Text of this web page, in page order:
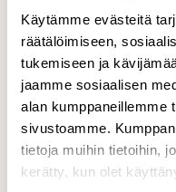
Käytämme evästeitä
räätälöimiseen,
tukemiseen ja
jaamme sosiaalisen
alan kumppaneillemme
sivustoamme.
tietoja muihin tietoihin,
kerätty, kun olet
Keväällä kukkii
värikäs
paljon. Nyt
haaleamman
mukaan